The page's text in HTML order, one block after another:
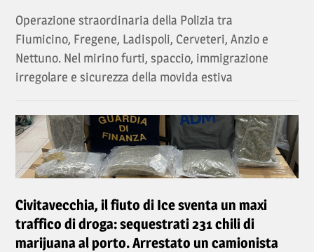
Operazione straordinaria della Polizia tra
Fiumicino, Fregene, Ladispoli, Cerveteri, Anzio e
Nettuno. Nel mirino furti, spaccio, immigrazione
irregolare e sicurezza della movida estiva
Civitavecchia, il fiuto di Ice sventa un maxi
traffico di droga: sequestrati 231 chili di
marijuana al porto. Arrestato un camionista